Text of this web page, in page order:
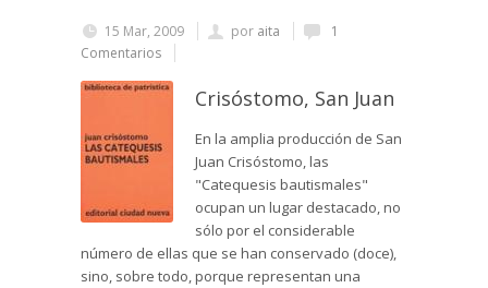
15 Mar, 2009 por aita
1
Comentarios
Crisóstomo, San Juan
En la amplia producción de San
Juan Crisóstomo, las
"Catequesis bautismales"
ocupan un lugar destacado, no
sólo por el considerable
número de ellas que se han conservado (doce),
sino, sobre todo, porque representan una